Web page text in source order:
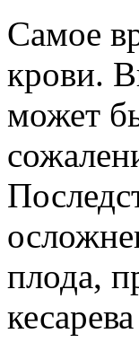
Самое
крови.
может
плода,